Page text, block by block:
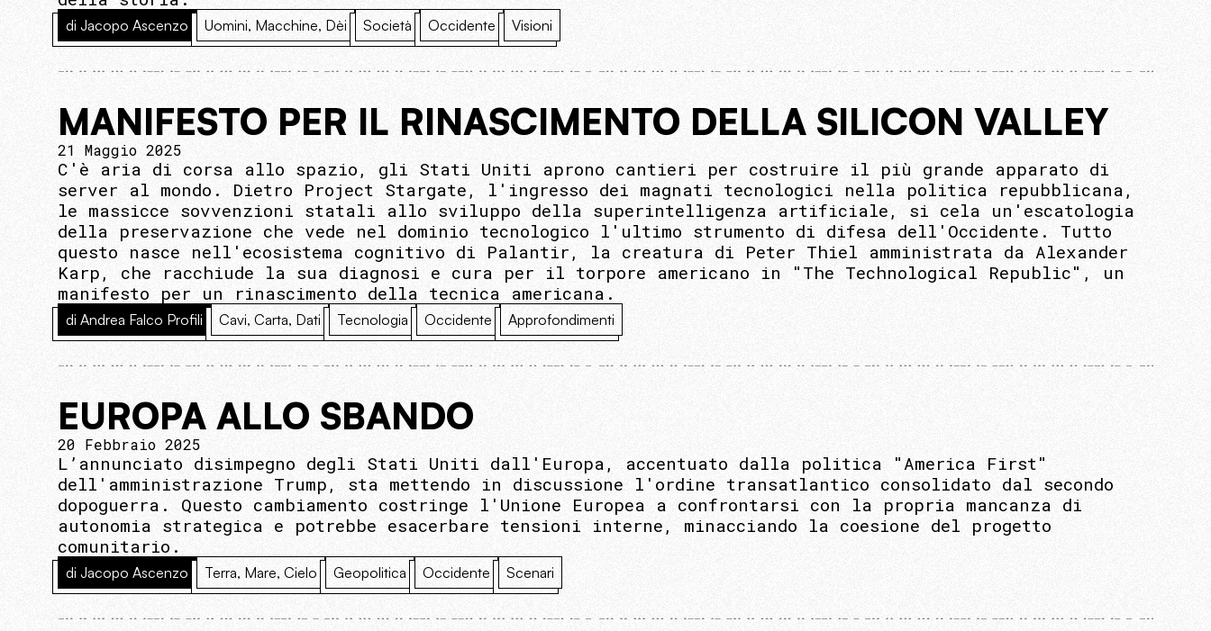
di Jacopo Ascenzo Uomini, Macchine, Dèi Società Occidente Visioni
MANIFESTO PER IL RINASCIMENTO DELLA SILICON VALLEY
21 Maggio 2025
C'è aria di corsa allo spazio, gli Stati Uniti aprono cantieri per costruire il più grande apparato di
server al mondo. Dietro Project Stargate, l'ingresso dei magnati tecnologici nella politica repubblicana,
le massicce sovvenzioni statali allo sviluppo della superintelligenza artificiale, si cela un'escatologia
della preservazione che vede nel dominio tecnologico l'ultimo strumento di difesa dell'Occidente. Tutto
questo nasce nell'ecosistema cognitivo di Palantir, la creatura di Peter Thiel amministrata da Alexander
Karp, che racchiude la sua diagnosi e cura per il torpore americano in "The Technological Republic", un
manifesto per un rinascimento della tecnica americana.
di Andrea Falco Profili Cavi, Carta, Dati Tecnologia Occidente Approfondimenti
EUROPA ALLO SBANDO
20 Febbraio 2025
L’annunciato disimpegno degli Stati Uniti dall'Europa, accentuato dalla politica "America First"
dell'amministrazione Trump, sta mettendo in discussione l'ordine transatlantico consolidato dal secondo
dopoguerra. Questo cambiamento costringe l'Unione Europea a confrontarsi con la propria mancanza di
autonomia strategica e potrebbe esacerbare tensioni interne, minacciando la coesione del progetto
comunitario.
di Jacopo Ascenzo Terra, Mare, Cielo Geopolitica Occidente Scenari